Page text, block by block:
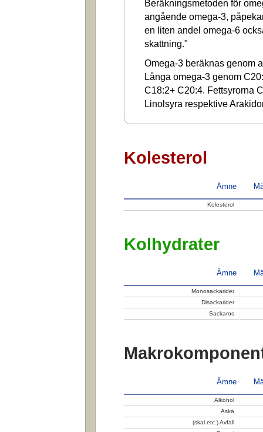
Beräkningsmetoden för
angående omega-3,
en liten andel omega-6
skattning."
Omega-3 beräknas genom
Långa omega-3 genom
C18:2+ C20:4. Fettsyrorna
Linolsyra respektive
Kolesterol
Ämne
Kolesterol
Kolhydrater
Ämne
Monosackarider
Disackarider
Sackaros
Ämne
Alkohol
Aska
(skal etc.) Avfall